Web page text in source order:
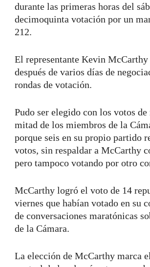
durante las primeras horas del
decimoquinta votación por un
212.
El representante Kevin
después de varios días de
rondas de votación.
Pudo ser elegido con los votos de
mitad de los miembros de la
porque seis en su propio partido
votos, sin respaldar a McCarthy
pero tampoco votando por otro
McCarthy logró el voto de 14
viernes que habían votado en su
de conversaciones maratónicas
de la Cámara.
La elección de McCarthy marca